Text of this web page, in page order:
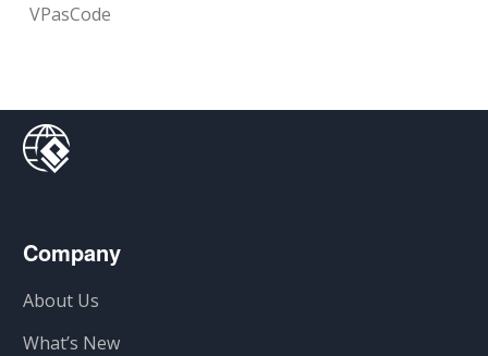
VPasCode
Company
About Us
What’s New